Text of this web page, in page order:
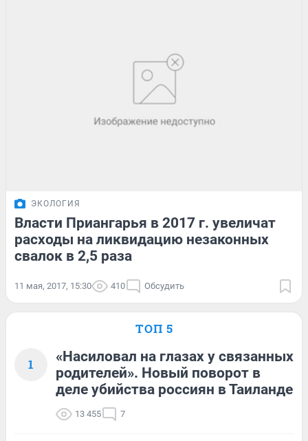
ЭКОЛОГИЯ
Власти Приангарья в 2017 г. увеличат
расходы на ликвидацию незаконных
свалок в 2,5 раза
11 мая, 2017, 15:30 410 Обсудить
ТОП 5
1
«Насиловал на глазах у связанных
родителей». Новый поворот в
деле убийства россиян в Таиланде
13 455 7